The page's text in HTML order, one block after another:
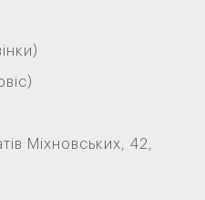
Міхновських, 42,